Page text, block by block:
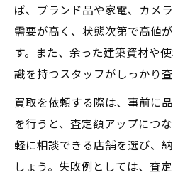
ば、ブランド品や家電、カメ
需要が高く、状態次第で高値
す。また、余った建築資材や
識を持つスタッフがしっかり査
買取を依頼する際は、事前に
を行うと、査定額アップにつ
軽に相談できる店舗を選び、
しょう。失敗例としては、査